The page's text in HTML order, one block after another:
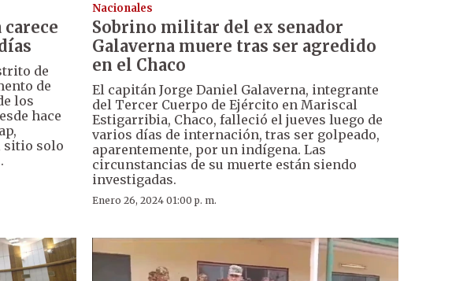
de
de
los
hace
sitio solo
Nacionales
Sobrino militar del ex senador
Galaverna muere tras ser agredido
en el Chaco
El capitán Jorge Daniel Galaverna, integrante
del Tercer Cuerpo de Ejército en Mariscal
Estigarribia, Chaco, falleció el jueves luego de
varios días de internación, tras ser golpeado,
aparentemente, por un indígena. Las
circunstancias de su muerte están siendo
investigadas.
Enero 26, 2024 01:00 p. m.